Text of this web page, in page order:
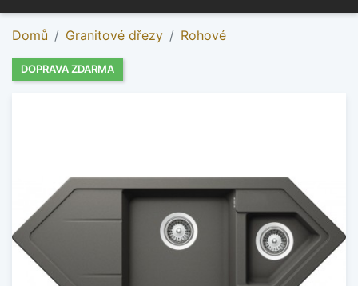
Domů Granitové dřezy Rohové
DOPRAVA ZDARMA